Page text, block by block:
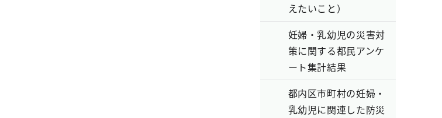
えたいこと）
妊婦・乳幼児の災害対
策に関する都民アンケ
ート集計結果
都内区市町村の妊婦・
乳幼児に関連した防災